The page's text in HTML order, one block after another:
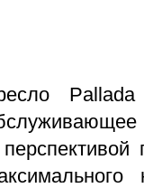
Pallada